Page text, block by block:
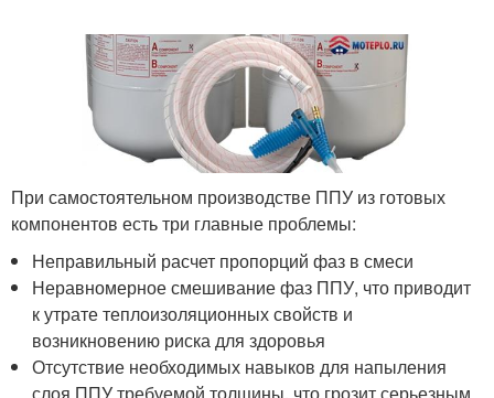
При самостоятельном производстве ППУ из готовых
компонентов есть три главные проблемы:
Неправильный расчет пропорций фаз в смеси
Неравномерное смешивание фаз ППУ, что приводит
к утрате теплоизоляционных свойств и
возникновению риска для здоровья
Отсутствие необходимых навыков для напыления